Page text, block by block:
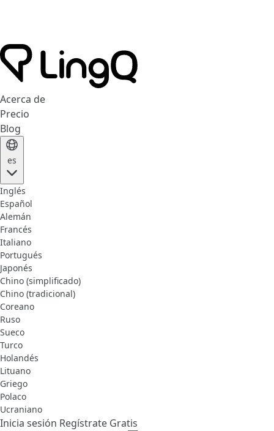
Acerca de
Precio
Blog
es
Inglés
Español
Alemán
Francés
Italiano
Portugués
Japonés
Chino (simplificado)
Chino (tradicional)
Coreano
Ruso
Sueco
Turco
Holandés
Lituano
Griego
Polaco
Ucraniano
Inicia sesión Regístrate Gratis